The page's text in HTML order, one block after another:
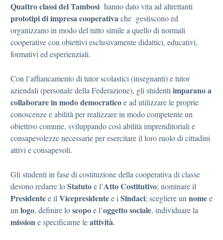
Quattro classi del Tambosi hanno dato vita ad altrettanti
prototipi di impresacooperativache gestiscono ed
organizzano in modo del tutto simile a quello di normali
cooperative con obiettivi esclusivamente didattici, educativi,
formativi ed esperienziali.
Con l’affiancamento di tutor scolastici (insegnanti) e tutor
aziendali (personale della Federazione), gli studenti imparano a
collaborare in modo democraticoe ad utilizzare le proprie
conoscenze e abilità per realizzare in modo competente un
obiettivo comune, sviluppando così abilità imprenditoriali e
consapevolezze necessarie per esercitare il loro ruolo di cittadini
attivi e consapevoli.
Gli studenti in fase di costituzione della cooperativa di classe
devono redarre loStatutoe l’Atto Costitutivo; nominare il
Presidentee il Vicepresidentee i Sindaci; scegliere un nomee
un logo, definire loscopoe l’oggetto sociale, individuare la
missione specificarne leattività.